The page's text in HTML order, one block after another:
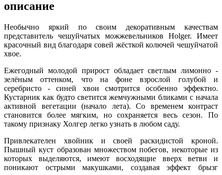
описание
Необычно яркий по своим декоративным качествам
представитель чешуйчатых можжевельников Holger. Имеет
красочный вид благодаря совей жёсткой колючей чешуйчатой
хвое.
Ежегодный молодой прирост обладает светлым лимонно -
зелёным оттенком, что на фоне взрослой голубой и
серебристо - синей хвои смотрится особенно эффектно.
Кустарник как будто светится жемчужными бликами с начала
активной вегетации (начало лета). Со временем контраст
становится более мягким, но сохраняется весь сезон. По
такому признаку Холгер легко узнать в любом саду.
Привлекателен хвойник и своей раскидистой кроной.
Пышный куст образован множеством побегов, некоторые из
которых выделяются, имеют восходящие вверх ветви и
поникают острыми макушками, создавая эффект брызг